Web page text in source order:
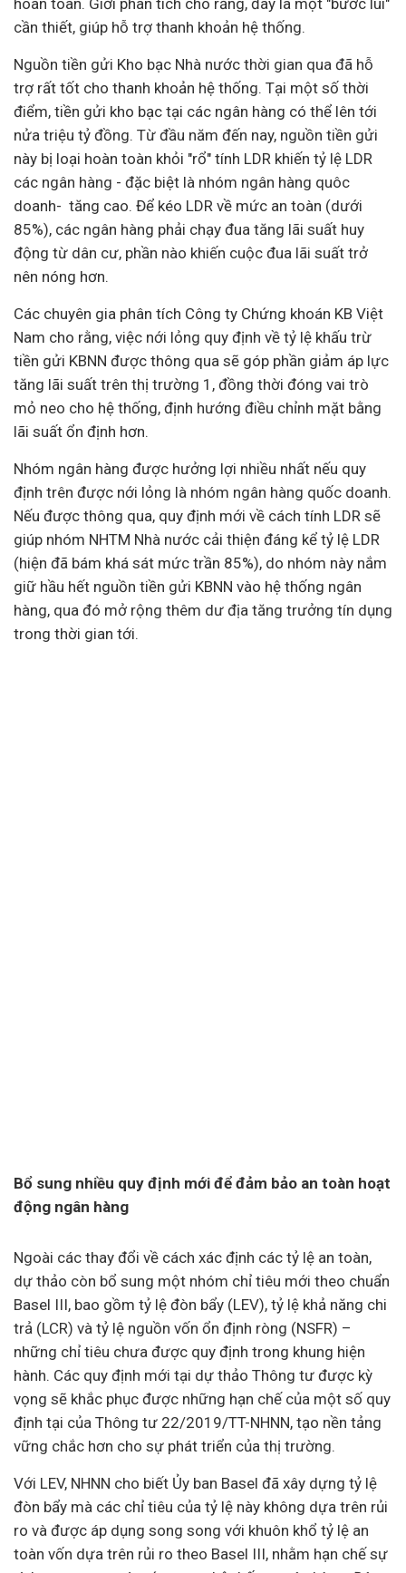
hoàn toàn. Giới phân tích cho rằng, đây là một "bước lùi"
cần thiết, giúp hỗ trợ thanh khoản hệ thống.
Nguồn tiền gửi Kho bạc Nhà nước thời gian qua đã hỗ
trợ rất tốt cho thanh khoản hệ thống. Tại một số thời
điểm, tiền gửi kho bạc tại các ngân hàng có thể lên tới
nửa triệu tỷ đồng. Từ đầu năm đến nay, nguồn tiền gửi
này bị loại hoàn toàn khỏi "rổ" tính LDR khiến tỷ lệ LDR
các ngân hàng - đặc biệt là nhóm ngân hàng quôc
doanh- tăng cao. Để kéo LDR về mức an toàn (dưới
85%), các ngân hàng phải chạy đua tăng lãi suất huy
động từ dân cư, phần nào khiến cuộc đua lãi suất trở
nên nóng hơn.
Các chuyên gia phân tích Công ty Chứng khoán KB Việt
Nam cho rằng, việc nới lỏng quy định về tỷ lệ khấu trừ
tiền gửi KBNN được thông qua sẽ góp phần giảm áp lực
tăng lãi suất trên thị trường 1, đồng thời đóng vai trò
mỏ neo cho hệ thống, định hướng điều chỉnh mặt bằng
lãi suất ổn định hơn.
Nhóm ngân hàng được hưởng lợi nhiều nhất nếu quy
định trên được nới lỏng là nhóm ngân hàng quốc doanh.
Nếu được thông qua, quy định mới về cách tính LDR sẽ
giúp nhóm NHTM Nhà nước cải thiện đáng kể tỷ lệ LDR
(hiện đã bám khá sát mức trần 85%), do nhóm này nắm
giữ hầu hết nguồn tiền gửi KBNN vào hệ thống ngân
hàng, qua đó mở rộng thêm dư địa tăng trưởng tín dụng
trong thời gian tới.
Bổ sung nhiều quy định mới để đảm bảo an toàn hoạt
động ngân hàng
Ngoài các thay đổi về cách xác định các tỷ lệ an toàn,
dự thảo còn bổ sung một nhóm chỉ tiêu mới theo chuẩn
Basel III, bao gồm tỷ lệ đòn bẩy (LEV), tỷ lệ khả năng chi
trả (LCR) và tỷ lệ nguồn vốn ổn định ròng (NSFR) –
những chỉ tiêu chưa được quy định trong khung hiện
hành. Các quy định mới tại dự thảo Thông tư được kỳ
vọng sẽ khắc phục được những hạn chế của một số quy
định tại của Thông tư 22/2019/TT-NHNN, tạo nền tảng
vững chắc hơn cho sự phát triển của thị trường.
Với LEV, NHNN cho biết Ủy ban Basel đã xây dựng tỷ lệ
đòn bẩy mà các chỉ tiêu của tỷ lệ này không dựa trên rủi
ro và được áp dụng song song với khuôn khổ tỷ lệ an
toàn vốn dựa trên rủi ro theo Basel III, nhằm hạn chế sự